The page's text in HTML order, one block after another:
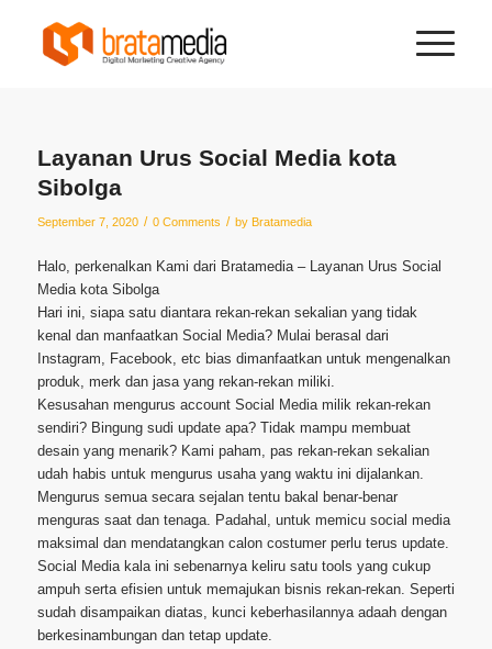
Layanan Urus Social Media kota
Sibolga
September 7, 2020 / 0 Comments / by Bratamedia
Halo, perkenalkan Kami dari Bratamedia – Layanan Urus Social
Media kota Sibolga
Hari ini, siapa satu diantara rekan-rekan sekalian yang tidak
kenal dan manfaatkan Social Media? Mulai berasal dari
Instagram, Facebook, etc bias dimanfaatkan untuk mengenalkan
produk, merk dan jasa yang rekan-rekan miliki.
Kesusahan mengurus account Social Media milik rekan-rekan
sendiri? Bingung sudi update apa? Tidak mampu membuat
desain yang menarik? Kami paham, pas rekan-rekan sekalian
udah habis untuk mengurus usaha yang waktu ini dijalankan.
Mengurus semua secara sejalan tentu bakal benar-benar
menguras saat dan tenaga. Padahal, untuk memicu social media
maksimal dan mendatangkan calon costumer perlu terus update.
Social Media kala ini sebenarnya keliru satu tools yang cukup
ampuh serta efisien untuk memajukan bisnis rekan-rekan. Seperti
sudah disampaikan diatas, kunci keberhasilannya adaah dengan
berkesinambungan dan tetap update.